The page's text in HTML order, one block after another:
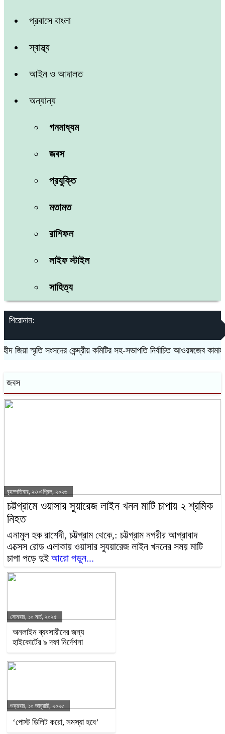
প্রবাসে বাংলা
স্বাস্থ্য
আইন ও আদালত
অন্যান্য
গনমাধ্যম
জবস
প্রযুক্তি
মতামত
রাশিফল
লাইফ স্টাইল
সাহিত্য
শিরোনাম:
জিয়া স্মৃতি সংসদের কেন্দ্রীয় কমিটির সহ-সভাপতি নির্বাচিত আওরঙ্গজেব কামাল
জবস
বৃহস্পতিবার, ২৩ এপ্রিল, ২০২৬
চট্টগ্রামে ওয়াসার সুয়ারেজ লাইন খনন মাটি চাপায় ২ শ্রমিক
নিহত
এনামুল হক রাশেদী, চট্টগ্রাম থেকে,: চট্টগ্রাম নগরীর আগ্রাবাদ
এক্সেস রোড এলাকায় ওয়াসার স্যুয়ারেজ লাইন খননের সময় মাটি
চাপা পড়ে দুইআরো পড়ুন...
সোমবার, ১০ মার্চ, ২০২৫
অনলাইন ব্যবসায়ীদের জন্য
হাইকোর্টের ৯ দফা নির্দেশনা
শুক্রবার, ১০ জানুয়ারী, ২০২৫
‘পোস্ট ডিলিট করো, সমস্যা হবে’